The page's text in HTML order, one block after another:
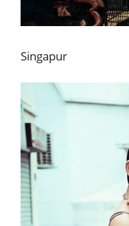
Singapur